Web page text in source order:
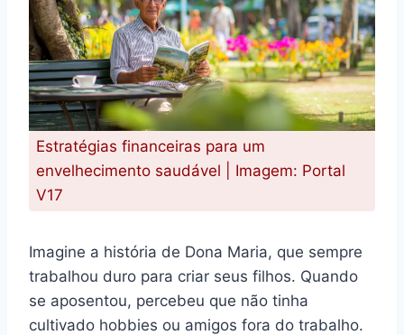
Estratégias financeiras para um
envelhecimento saudável | Imagem: Portal
V17
Imagine a história de Dona Maria, que sempre
trabalhou duro para criar seus filhos. Quando
se aposentou, percebeu que não tinha
cultivado hobbies ou amigos fora do trabalho.